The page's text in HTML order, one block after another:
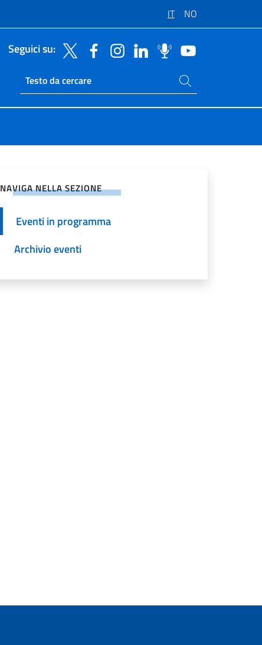
IT NO
Seguici su:
Ricerca sito live
Cerca nel sito
NAVIGA NELLA SEZIONE
Eventi in programma
Archivio eventi